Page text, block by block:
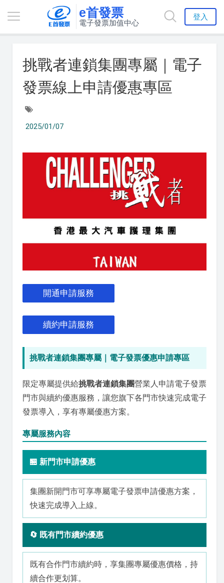
e首發票
電子發票加值中心
登入
挑戰者連鎖集團專屬｜電子
發票線上申請優惠專區
2025/01/07
開通申請服務
續約申請服務
挑戰者連鎖集團專屬｜電子發票優惠申請專區
限定專屬提供給挑戰者連鎖集團營業人申請電子發票
門市與續約優惠服務，讓您旗下各門市快速完成電子
發票導入，享有專屬優惠方案。
專屬服務內容
🏪 新門市申請優惠
集團新開門市可享專屬電子發票申請優惠方案，
快速完成導入上線。
🔄 既有門市續約優惠
既有合作門市續約時，享集團專屬優惠價格，持
續合作更划算。